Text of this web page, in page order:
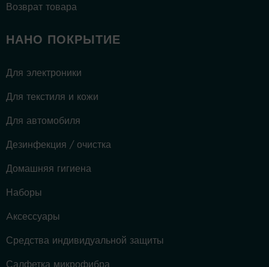
Возврат товара
НАНО ПОКРЫТИЕ
Для электроники
Для текстиля и кожи
Для автомобиля
Дезинфекция / очистка
Домашняя гигиена
Наборы
Aксессуары
Средства индивидуальной защиты
Салфетка микрофибра